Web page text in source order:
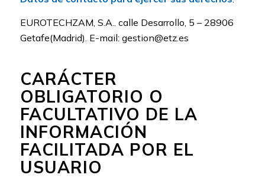
EUROTECHZAM, S.A.. calle Desarrollo, 5 – 28906
Getafe(Madrid). E-mail: gestion@etz.es
CARÁCTER
OBLIGATORIO O
FACULTATIVO DE LA
INFORMACIÓN
FACILITADA POR EL
USUARIO